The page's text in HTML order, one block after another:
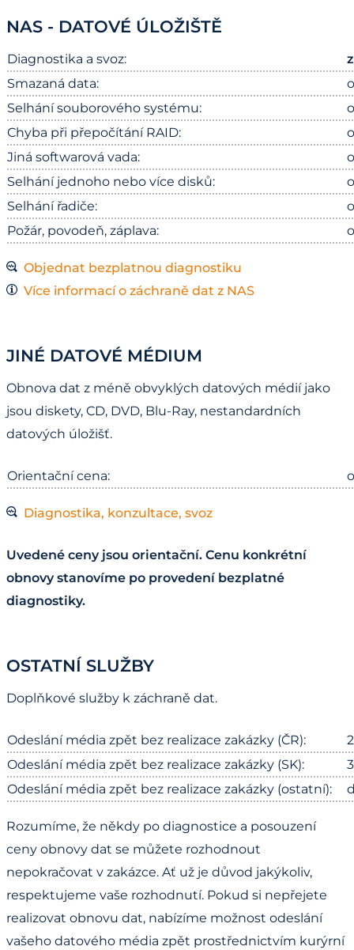
NAS - DATOVÉ ÚLOŽIŠTĚ
Diagnostika a svoz:
Smazaná data:
Selhání souborového systému:
Chyba při přepočítání RAID:
Jiná softwarová vada:
Selhání jednoho nebo více disků:
Selhání řadiče:
Požár, povodeň, záplava:
Objednat bezplatnou diagnostiku
Více informací o záchraně dat z NAS
JINÉ DATOVÉ MÉDIUM
Obnova dat z méně obvyklých datových médií jako
jsou diskety, CD, DVD, Blu-Ray, nestandardních
datových úložišť.
Orientační cena:
Diagnostika, konzultace, svoz
Uvedené ceny jsou orientační. Cenu konkrétní
obnovy stanovíme po provedení bezplatné
diagnostiky.
OSTATNÍ SLUŽBY
Doplňkové služby k záchraně dat.
Odeslání média zpět bez realizace zakázky (ČR):
Odeslání média zpět bez realizace zakázky (SK):
Odeslání média zpět bez realizace zakázky (ostatní):
Rozumíme, že někdy po diagnostice a posouzení
ceny obnovy dat se můžete rozhodnout
nepokračovat v zakázce. Ať už je důvod jakýkoliv,
respektujeme vaše rozhodnutí. Pokud si nepřejete
realizovat obnovu dat, nabízíme možnost odeslání
vašeho datového média zpět prostřednictvím kurýrní